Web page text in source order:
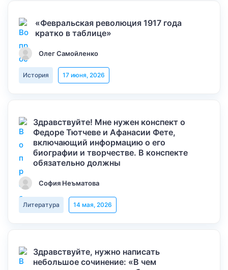
«Февральская революция 1917 года
кратко в таблице»
Олег Самойленко
История 17 июня, 2026
Здравствуйте! Мне нужен конспект о
Федоре Тютчеве и Афанасии Фете,
включающий информацию о его
биографии и творчестве. В конспекте
обязательно должны
София Неъматова
Литература 14 мая, 2026
Здравствуйте, нужно написать
небольшое сочинение: «В чем